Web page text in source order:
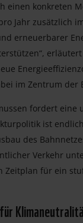
einen konkreten
Jahr zusätzlich
erneuerbarer
im Zentrum der
fordert
ist
des
Verkehr
Zeitplan für ein